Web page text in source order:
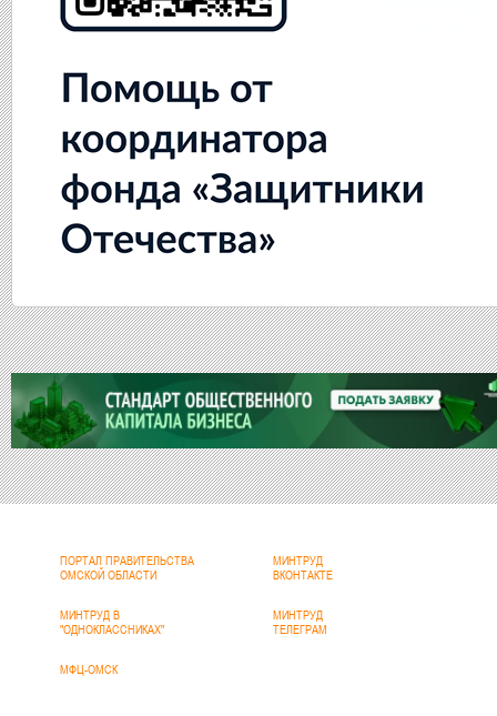
ПОРТАЛ ПРАВИТЕЛЬСТВА
ОМСКОЙ ОБЛАСТИ
МИНТРУД
ВКОНТАКТЕ
МИНТРУД В
"ОДНОКЛАССНИКАХ"
МИНТРУД
ТЕЛЕГРАМ
МФЦ-ОМСК